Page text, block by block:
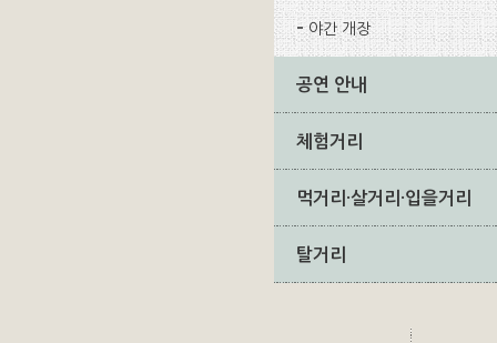
야간 개장
공연 안내
체험거리
먹거리·살거리·입을거리
탈거리